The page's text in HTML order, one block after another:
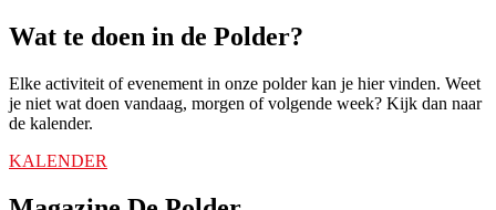
Wat te doen in de Polder?
Elke activiteit of evenement in onze polder kan je hier vinden. Weet
je niet wat doen vandaag, morgen of volgende week? Kijk dan naar
de kalender.
KALENDER